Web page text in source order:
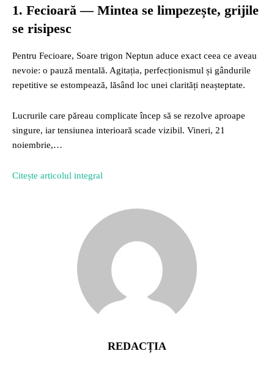
1. Fecioară — Mintea se limpezește, grijile
se risipesc
Pentru Fecioare, Soare trigon Neptun aduce exact ceea ce aveau
nevoie: o pauză mentală. Agitația, perfecționismul și gândurile
repetitive se estompează, lăsând loc unei clarități neașteptate.
Lucrurile care păreau complicate încep să se rezolve aproape
singure, iar tensiunea interioară scade vizibil. Vineri, 21
noiembrie,…
Citește articolul integral
REDACȚIA